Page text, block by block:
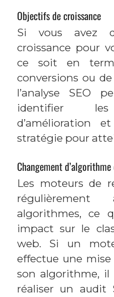
Objectifs de croissance
Si vous avez
croissance pour
ce soit en
conversions ou
l’analyse SEO
identifier les
d’amélioration
stratégie pour
Changement
Les moteurs de
algorithmes, ce
impact sur le
web. Si un
effectue une
son algorithme,
réaliser un audit